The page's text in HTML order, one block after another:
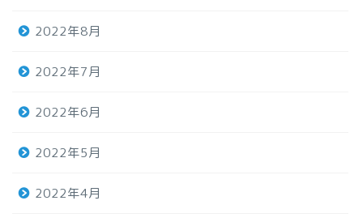
2022年8月
2022年7月
2022年6月
2022年5月
2022年4月